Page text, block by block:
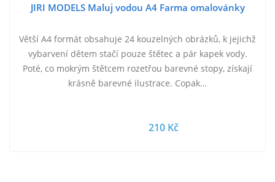
JIRI MODELS Maluj vodou A4 Farma omalovánky
Větší A4 formát obsahuje 24 kouzelných obrázků, k jejichž
vybarvení dětem stačí pouze štětec a pár kapek vody.
Poté, co mokrým štětcem rozetřou barevné stopy, získají
krásně barevné ilustrace. Copak…
210 Kč